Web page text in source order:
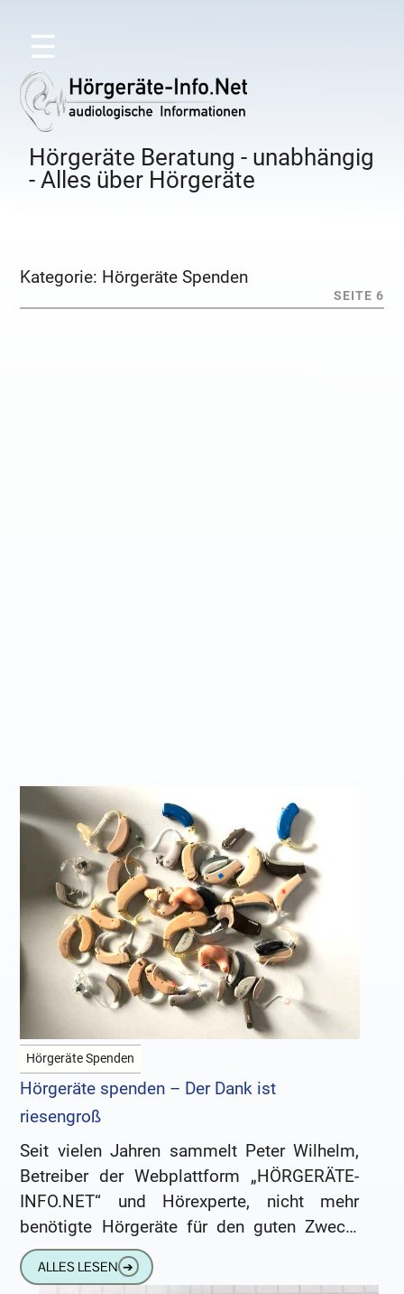
☰
Hörgeräte Beratung - unabhängig
- Alles über Hörgeräte
Kategorie: Hörgeräte Spenden
SEITE 6
Hörgeräte Spenden
Hörgeräte spenden – Der Dank ist
riesengroß
Seit vielen Jahren sammelt Peter Wilhelm,
Betreiber der Webplattform „HÖRGERÄTE-
INFO.NET“ und Hörexperte, nicht mehr
benötigte Hörgeräte für den guten Zweck.
Alte Geräte, die hierzulande entsorgt würden,
können in ärmeren Ländern
ALLES LESEN ➔